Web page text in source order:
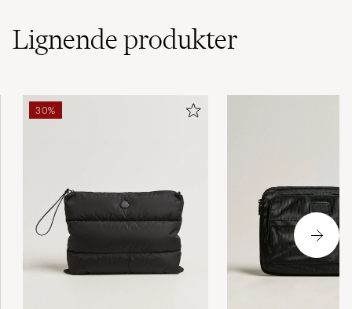
Lignendeprodukter
30%